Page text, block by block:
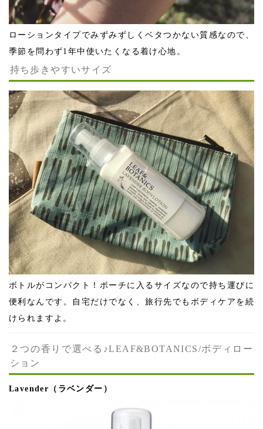
ローションタイプでみずみずしくベタつかない質感なので、
季節を問わず1年中使いたくなる着け心地。
持ち歩きやすいサイズ
ボトルがコンパクト！ポーチに入るサイズなので持ち運びに
便利なんです。自宅だけでなく、旅行先でもボディケアを続
けられますよ。
２つの香りで選べる♪LEAF&BOTANICS/ボディロー
ション
Lavender（ラベンダー）